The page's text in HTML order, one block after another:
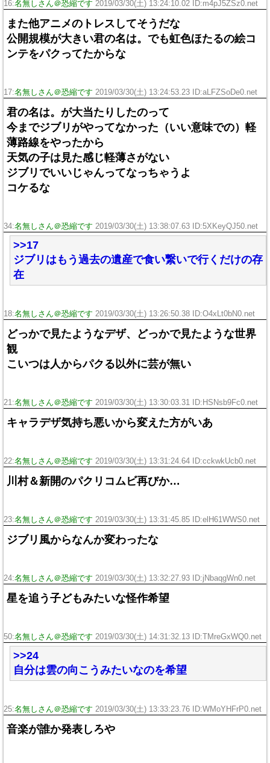
16:名無しさん＠恐縮です 2019/03/30(土) 13:24:10.02 ID:m4pJ5ZSz0.net
また他アニメのトレスしてそうだな
公開規模が大きい君の名は。でも虹色ほたるの絵コ
ンテをパクってたからな
17:名無しさん＠恐縮です 2019/03/30(土) 13:24:53.23 ID:aLFZSoDe0.net
君の名は。が大当たりしたのって
今までジブリがやってなかった（いい意味での）軽
薄路線をやったから
天気の子は見た感じ軽薄さがない
ジブリでいいじゃんってなっちゃうよ
コケるな
34:名無しさん＠恐縮です 2019/03/30(土) 13:38:07.63 ID:5XKeyQJ50.net
>>17
ジブリはもう過去の遺産で食い繋いで行くだけの存
在
18:名無しさん＠恐縮です 2019/03/30(土) 13:26:50.38 ID:O4xLt0bN0.net
どっかで見たようなデザ、どっかで見たような世界
観
こいつは人からパクる以外に芸が無い
21:名無しさん＠恐縮です 2019/03/30(土) 13:30:03.31 ID:HSNsb9Fc0.net
キャラデザ気持ち悪いから変えた方がいあ
22:名無しさん＠恐縮です 2019/03/30(土) 13:31:24.64 ID:cckwkUcb0.net
川村＆新開のパクリコムビ再びか…
23:名無しさん＠恐縮です 2019/03/30(土) 13:31:45.85 ID:elH61WWS0.net
ジブリ風からなんか変わったな
24:名無しさん＠恐縮です 2019/03/30(土) 13:32:27.93 ID:jNbaqgWn0.net
星を追う子どもみたいな怪作希望
50:名無しさん＠恐縮です 2019/03/30(土) 14:31:32.13 ID:TMreGxWQ0.net
>>24
自分は雲の向こうみたいなのを希望
25:名無しさん＠恐縮です 2019/03/30(土) 13:33:23.76 ID:WMoYHFrP0.net
音楽が誰か発表しろや